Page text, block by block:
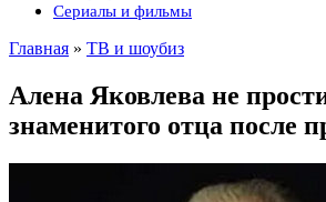
Сериалы и фильмы
Главная » ТВ и шоубиз
Алена Яковлева не
знаменитого отца после